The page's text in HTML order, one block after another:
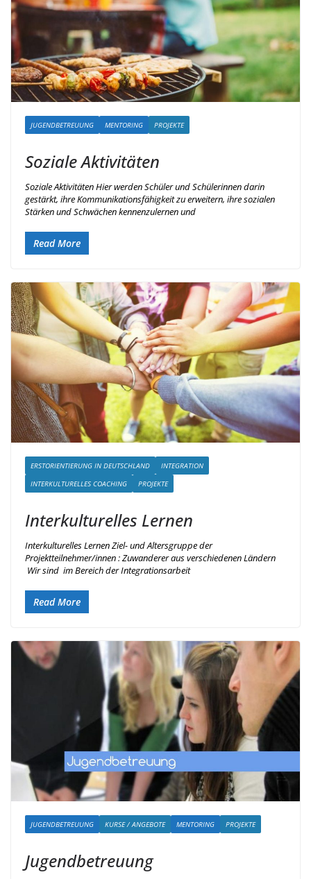
JUGENDBETREUUNG MENTORING PROJEKTE
Soziale Aktivitäten
Soziale Aktivitäten Hier werden Schüler und Schülerinnen darin
gestärkt, ihre Kommunikationsfähigkeit zu erweitern, ihre sozialen
Stärken und Schwächen kennenzulernen und
Read More
ERSTORIENTIERUNG IN DEUTSCHLAND
INTEGRATION
INTERKULTURELLES COACHING
PROJEKTE
Interkulturelles Lernen
Interkulturelles Lernen Ziel- und Altersgruppe der
Projektteilnehmer/innen : Zuwanderer aus verschiedenen Ländern
Wir sind im Bereich der Integrationsarbeit
Read More
JUGENDBETREUUNG KURSE / ANGEBOTE MENTORING PROJEKTE
Jugendbetreuung